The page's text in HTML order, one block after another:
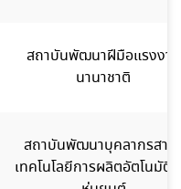
สถาบันพัฒนาฝีมือแรงงาน
นานาชาติ
สถาบันพัฒนาบุคลากรสาข
เทคโนโลยีการผลิตอัตโนมัติแ